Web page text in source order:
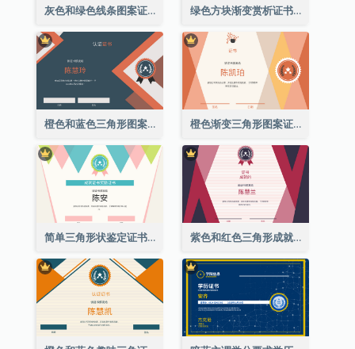
灰色和绿色线条图案证书 绿色方块渐变赏析证书
橙色和蓝色三角形图案证书 橙色渐变三角形图案证书
简单三角形状鉴定证书 紫色和红色三角形成就证书